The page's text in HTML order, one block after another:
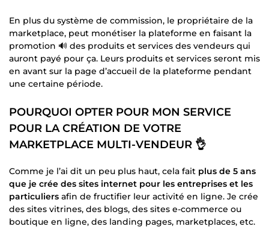
En plus du système de commission, le propriétaire de la
marketplace, peut monétiser la plateforme en faisant la
promotion 🔊 des produits et services des vendeurs qui
auront payé pour ça. Leurs produits et services seront mis
en avant sur la page d’accueil de la plateforme pendant
une certaine période.
POURQUOI OPTER POUR MON SERVICE
POUR LA CRÉATION DE VOTRE
MARKETPLACE MULTI-VENDEUR 👌
Comme je l’ai dit un peu plus haut, cela fait plus de 5 ans
que je crée des sites internet pour les entreprises et les
particuliers afin de fructifier leur activité en ligne. Je crée
des sites vitrines, des blogs, des sites e-commerce ou
boutique en ligne, des landing pages, marketplaces, etc.